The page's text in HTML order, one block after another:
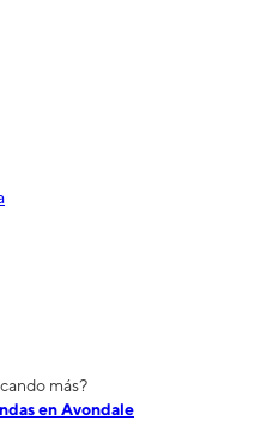
más?
en Avondale